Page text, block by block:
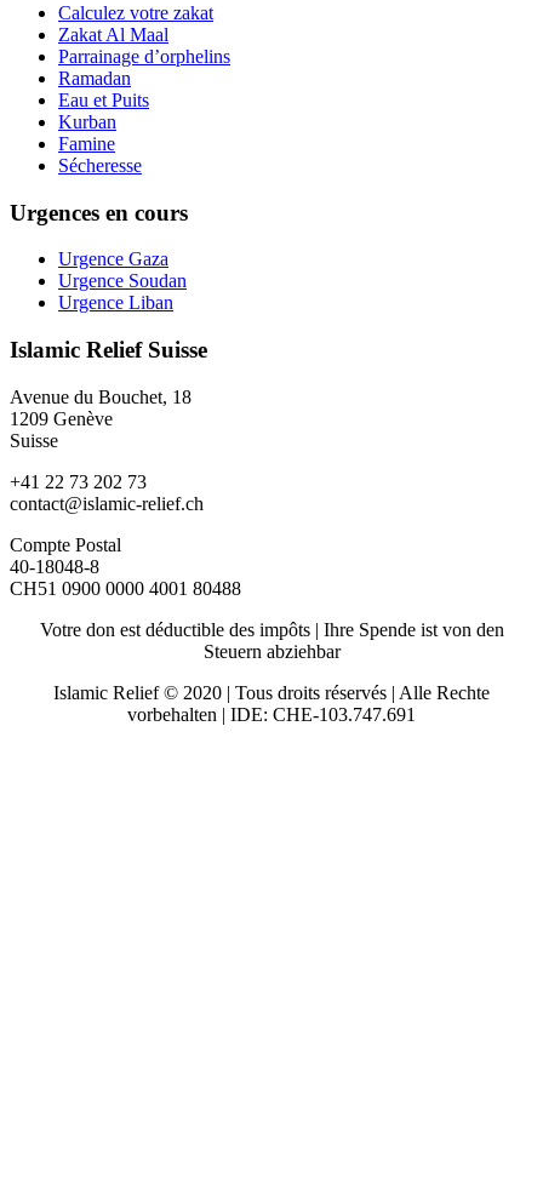
Calculez votre zakat
Zakat Al Maal
Parrainage d’orphelins
Ramadan
Eau et Puits
Kurban
Famine
Sécheresse
Urgences en cours
Urgence Gaza
Urgence Soudan
Urgence Liban
Islamic Relief Suisse
Avenue du Bouchet, 18
1209 Genève
Suisse
+41 22 73 202 73
contact@islamic-relief.ch
Compte Postal
40-18048-8
CH51 0900 0000 4001 80488
Votre don est déductible des impôts | Ihre Spende ist von den
Steuern abziehbar
Islamic Relief © 2020 | Tous droits réservés | Alle Rechte
vorbehalten | IDE: CHE-103.747.691